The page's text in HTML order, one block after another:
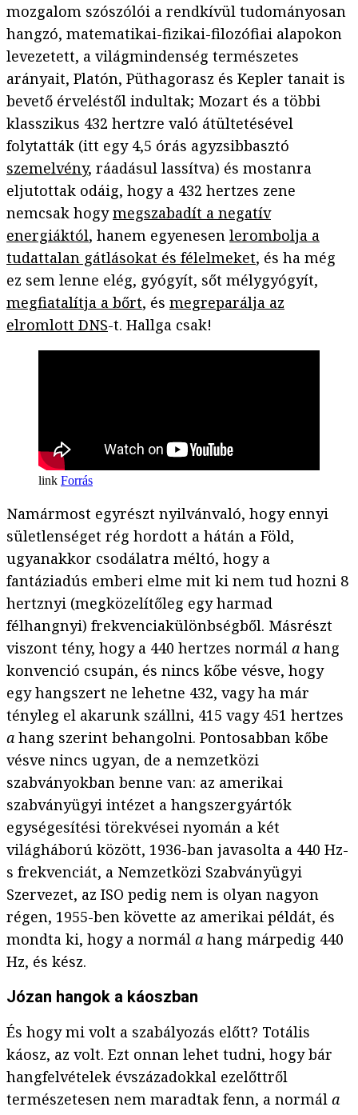
mozgalom szószólói a rendkívül tudományosan
hangzó, matematikai-fizikai-filozófiai alapokon
levezetett, a világmindenség természetes
arányait, Platón, Püthagorasz és Kepler tanait is
bevető érveléstől indultak; Mozart és a többi
klasszikus 432 hertzre való átültetésével
folytatták (itt egy 4,5 órás agyzsibbasztó
szemelvény, ráadásul lassítva) és mostanra
eljutottak odáig, hogy a 432 hertzes zene
nemcsak hogymegszabadít a negatív
energiáktól, hanem egyenesen lerombolja a
tudattalan gátlásokat és félelmeket, és ha még
ez sem lenne elég, gyógyít, sőt mélygyógyít,
megfiatalítja a bőrt, és megreparálja az
elromlott DNS-t. Hallga csak!
Forrás
Namármost egyrészt nyilvánvaló, hogy ennyi
sületlenséget rég hordott a hátán a Föld,
ugyanakkor csodálatra méltó, hogy a
fantáziadús emberi elme mit ki nem tud hozni 8
hertznyi (megközelítőleg egy harmad
félhangnyi) frekvenciakülönbségből. Másrészt
viszont tény, hogy a 440 hertzes normál a hang
konvenció csupán, és nincs kőbe vésve, hogy
egy hangszert ne lehetne 432, vagy ha már
tényleg el akarunk szállni, 415 vagy 451 hertzes
a hang szerint behangolni. Pontosabban kőbe
vésve nincs ugyan, de a nemzetközi
szabványokban benne van: az amerikai
szabványügyi intézet a hangszergyártók
egységesítési törekvései nyomán a két
világháború között, 1936-ban javasolta a 440 Hz-
s frekvenciát, a Nemzetközi Szabványügyi
Szervezet, az ISO pedig nem is olyan nagyon
régen, 1955-ben követte az amerikai példát, és
mondta ki, hogy a normál a hang márpedig 440
Hz, és kész.
Józan hangok a káoszban
És hogy mi volt a szabályozás előtt? Totális
káosz, az volt. Ezt onnan lehet tudni, hogy bár
hangfelvételek évszázadokkal ezelőttről
természetesen nem maradtak fenn, a normál a